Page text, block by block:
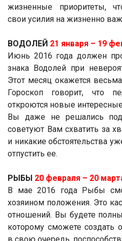
жизненные приоритеты,
свои усилия на жизненно
ВОДОЛЕЙ 21 января ­– 19
Июнь 2016 года должен
знака Водолей при
Этот месяц окажется
Гороскоп говорит, что
откроются новые
Вы даже не решались
советуют Вам схватить за
и никакие обстоятельства
отпустить ее.
РЫБЫ 20 февраля – 20
В мае 2016 года Рыбы
хозяином положения. Это
отношений. Вы будете
которому сможете создать